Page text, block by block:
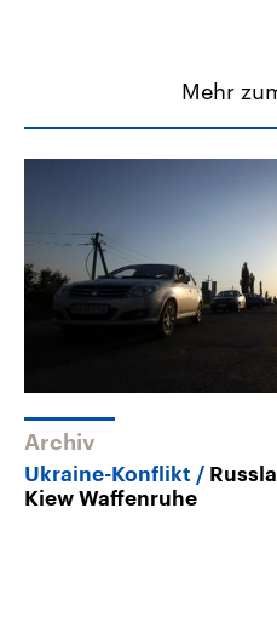
Mehr
Archiv
Ukraine-Konflikt
Kiew Waffenruhe